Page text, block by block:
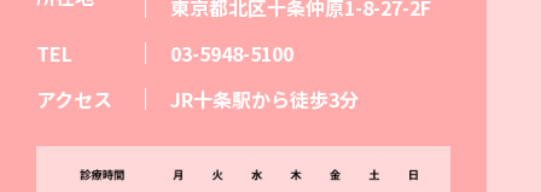
東京都北区十条仲原1-8-27-2F
TEL
03-5948-5100
アクセス
JR十条駅から徒歩3分